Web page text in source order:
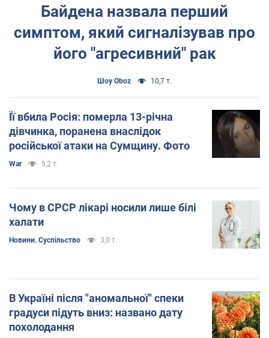
Байдена назвала перший
симптом, який сигналізував про
його "агресивний" рак
Шоу Oboz 10,7 т.
Її вбила Росія: померла 13-річна
дівчинка, поранена внаслідок
російської атаки на Сумщину. Фото
War 9,2 т.
Чому в СРСР лікарі носили лише білі
халати
Новини. Суспільство 3,0 т.
В Україні після "аномальної" спеки
градуси підуть вниз: названо дату
похолодання